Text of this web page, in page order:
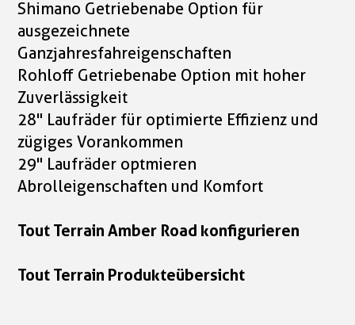
Shimano Getriebenabe Option für
ausgezeichnete
Ganzjahresfahreigenschaften
Rohloff Getriebenabe Option mit hoher
Zuverlässigkeit
28" Laufräder für optimierte Effizienz und
zügiges Vorankommen
29" Laufräder optmieren
Abrolleigenschaften und Komfort
Tout Terrain Amber Road konfigurieren
Tout Terrain Produkteübersicht